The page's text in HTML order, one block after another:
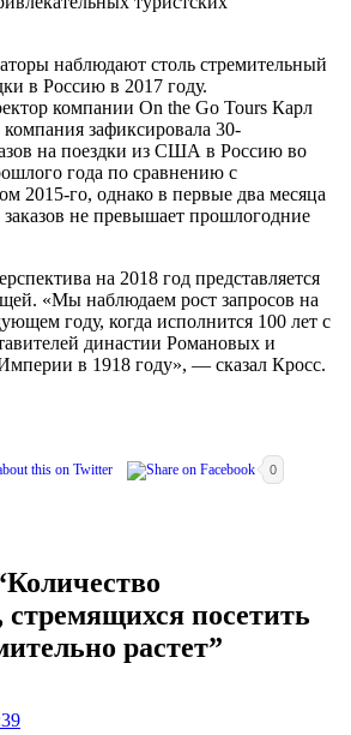
наблюдают столь стремительный
в Россию в 2017 году.
компании On the Go Tours Карл
компания зафиксировала 30-
на поездки из США в Россию во
года по сравнению с
2015-го, однако в первые два месяца
заказов не превышает прошлогодние
на 2018 год представляется
«Мы наблюдаем рост запросов на
году, когда исполнится 100 лет с
династии Романовых и
в 1918 году», — сказал Кросс.
0
посетить
растет”